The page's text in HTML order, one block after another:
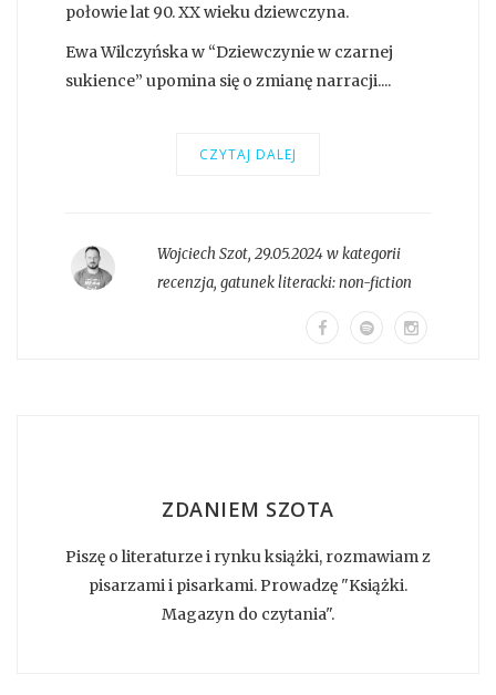
połowie lat 90. XX wieku dziewczyna.
Ewa Wilczyńska w “Dziewczynie w czarnej
sukience” upomina się o zmianę narracji....
CZYTAJ DALEJ
Wojciech Szot, 29.05.2024 w kategorii
recenzja, gatunek literacki:non-fiction
ZDANIEM SZOTA
Piszę o literaturze i rynku książki, rozmawiam z
pisarzami i pisarkami. Prowadzę "Książki.
Magazyn do czytania".